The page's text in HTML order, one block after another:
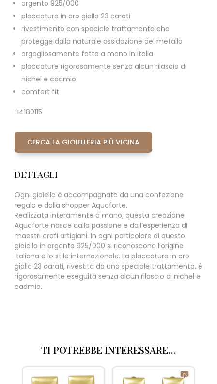
argento 925/000
placcatura in oro giallo 23 carati
rivestimento con speciale trattamento che
protegge dalla naturale ossidazione del metallo
orgogliosamente fatto a mano in Italia
placcature rigorosamente senza alcun rilascio di
nichel e cadmio
comfort fit
H4180115
CERCA LA GIOIELLERIA PIÙ VICINA
DETTAGLI
Ogni gioiello è accompagnato da una confezione
regalo e dalla shopper Aquaforte.
Realizzata interamente a mano, questa creazione
Aquaforte nasce dalla passione e dall’esperienza di
maestri orafi artigiani. In ogni particolare di questo
gioiello in argento 925/000 si riconoscono l’origine
italiana e lo stile internazionale. La placcatura in oro
giallo 23 carati, rivestita da uno speciale trattamento, è
rigorosamente eseguita senza alcun rilascio di nichel e
cadmio.
TI POTREBBE INTERESSARE…